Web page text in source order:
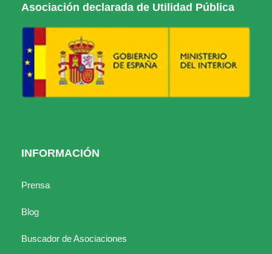
Asociación declarada de Utilidad Pública
INFORMACIÓN
Prensa
Blog
Buscador de Asociaciones